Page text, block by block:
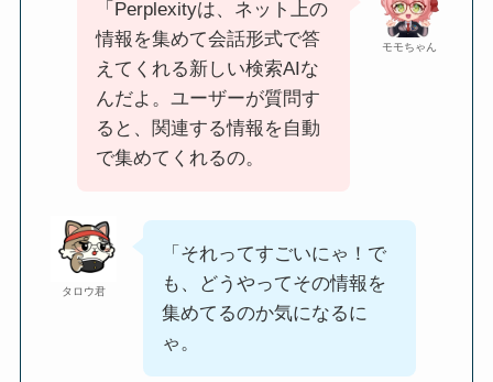
モモちゃん
「Perplexityは、ネット上の
情報を集めて会話形式で答
えてくれる新しい検索AIな
んだよ。ユーザーが質問す
ると、関連する情報を自動
で集めてくれるの。
タロウ君
「それってすごいにゃ！で
も、どうやってその情報を
集めてるのか気になるに
ゃ。